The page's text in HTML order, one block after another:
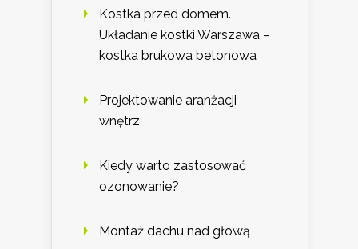
Kostka przed domem.
Układanie kostki Warszawa –
kostka brukowa betonowa
Projektowanie aranżacji
wnętrz
Kiedy warto zastosować
ozonowanie?
Montaż dachu nad głową